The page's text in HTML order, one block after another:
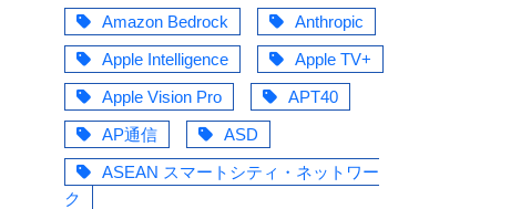
Amazon Bedrock
Anthropic
Apple Intelligence
Apple TV+
Apple Vision Pro
APT40
AP通信
ASD
ASEAN スマートシティ・ネットワー
ク